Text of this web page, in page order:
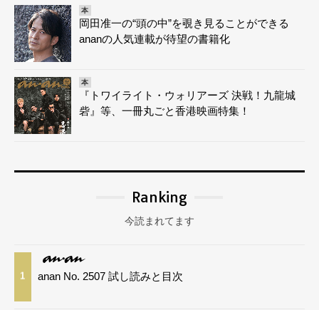
本
岡田准一の“頭の中”を覗き見ることができる
ananの人気連載が待望の書籍化
本
『トワイライト・ウォリアーズ 決戦！九龍城
砦』等、一冊丸ごと香港映画特集！
Ranking
今読まれてます
1 anan No. 2507 試し読みと目次